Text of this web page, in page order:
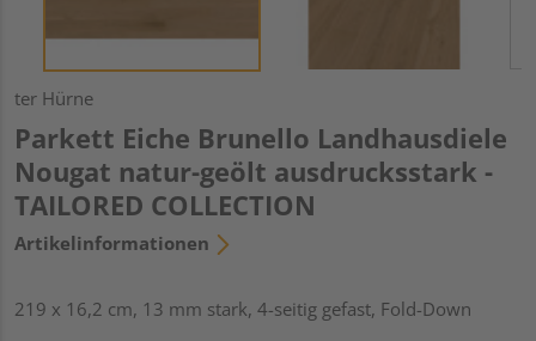
ter Hürne
Parkett Eiche Brunello Landhausdiele
Nougat natur-geölt ausdrucksstark -
TAILORED COLLECTION
Artikelinformationen
219 x 16,2 cm, 13 mm stark, 4-seitig gefast, Fold-Down